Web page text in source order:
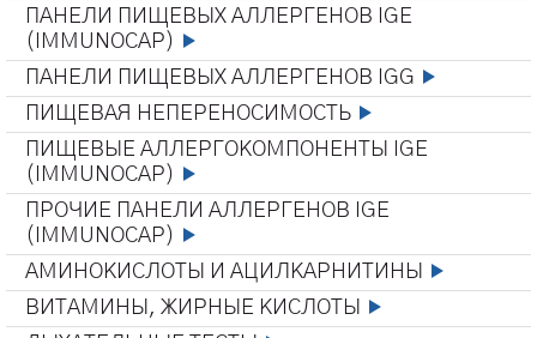
ПАНЕЛИ ПИЩЕВЫХ АЛЛЕРГЕНОВ IGE
(IMMUNOCAP)
ПАНЕЛИ ПИЩЕВЫХ АЛЛЕРГЕНОВ IGG
ПИЩЕВАЯ НЕПЕРЕНОСИМОСТЬ
ПИЩЕВЫЕ АЛЛЕРГОКОМПОНЕНТЫ IGE
(IMMUNOCAP)
ПРОЧИЕ ПАНЕЛИ АЛЛЕРГЕНОВ IGE
(IMMUNOCAP)
АМИНОКИСЛОТЫ И АЦИЛКАРНИТИНЫ
ВИТАМИНЫ, ЖИРНЫЕ КИСЛОТЫ